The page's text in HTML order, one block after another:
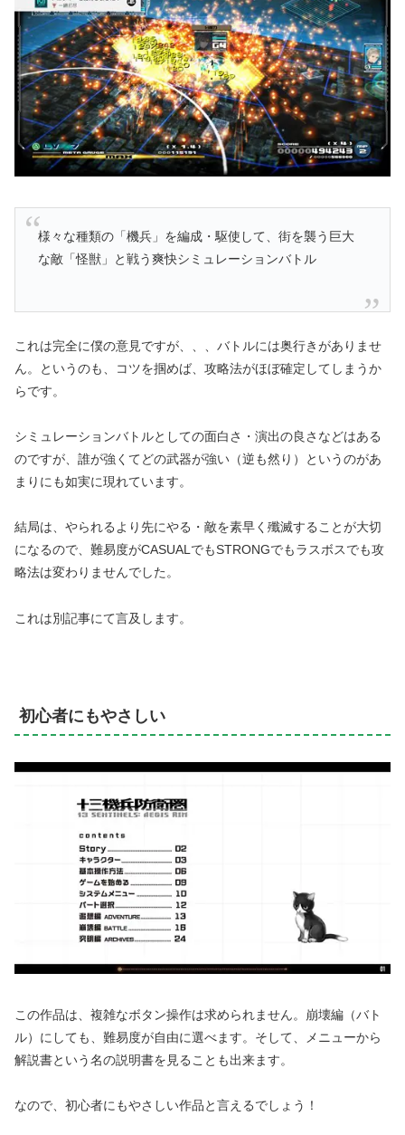
様々な種類の「機兵」を編成・駆使して、街を襲う巨大
な敵「怪獣」と戦う爽快シミュレーションバトル
これは完全に僕の意見ですが、、、バトルには奥行きがありませ
ん。というのも、コツを掴めば、攻略法がほぼ確定してしまうか
らです。
シミュレーションバトルとしての面白さ・演出の良さなどはある
のですが、誰が強くてどの武器が強い（逆も然り）というのがあ
まりにも如実に現れています。
結局は、やられるより先にやる・敵を素早く殲滅することが大切
になるので、難易度がCASUALでもSTRONGでもラスボスでも攻
略法は変わりませんでした。
これは別記事にて言及します。
初心者にもやさしい
この作品は、複雑なボタン操作は求められません。崩壊編（バト
ル）にしても、難易度が自由に選べます。そして、メニューから
解説書という名の説明書を見ることも出来ます。
なので、初心者にもやさしい作品と言えるでしょう！